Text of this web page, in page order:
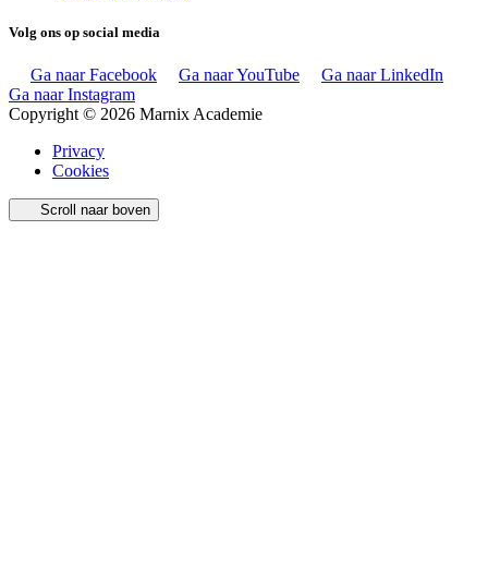
Volg ons op social media
Ga naar Facebook Ga naar YouTube
Ga naar LinkedIn
Ga naar Instagram
Copyright © 2026 Marnix Academie
Privacy
Cookies
Scroll naar boven